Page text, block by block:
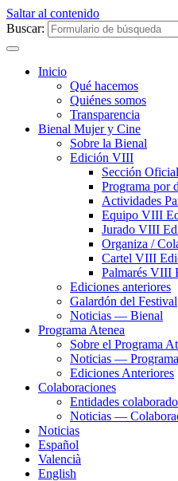
Saltar al contenido
Buscar:
Inicio
Qué hacemos
Quiénes somos
Transparencia
Bienal Mujer y Cine
Sobre la Bienal
Edición VIII
Sección
Programa por
Actividades
Equipo VIII
Jurado VIII
Organiza /
Cartel VIII
Palmarés VIII
Ediciones anteriores
Galardón del Festival
Noticias — Bienal
Programa Atenea
Sobre el Programa
Noticias —
Ediciones Anteriores
Colaboraciones
Entidades
Noticias —
Noticias
Español
Valencià
English